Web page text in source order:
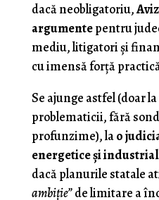
dacă neobligatoriu,
argumentepentru
mediu, litigatori și
cu imensă forță
Se ajunge astfel (doar
problematicii, fără
profunzime), lao
energetice şi
dacă planurile statale
ambiţie”de limitare a